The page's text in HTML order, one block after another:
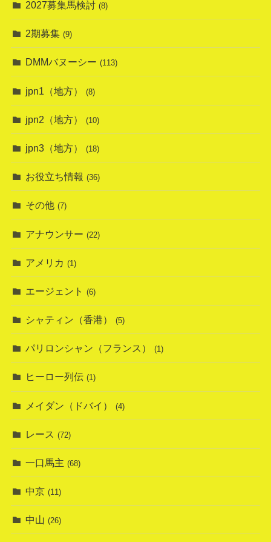
2027募集馬検討 (8)
2期募集 (9)
DMMバヌーシー (113)
jpn1（地方） (8)
jpn2（地方） (10)
jpn3（地方） (18)
お役立ち情報 (36)
その他 (7)
アナウンサー (22)
アメリカ (1)
エージェント (6)
シャティン（香港） (5)
パリロンシャン（フランス） (1)
ヒーロー列伝 (1)
メイダン（ドバイ） (4)
レース (72)
一口馬主 (68)
中京 (11)
中山 (26)